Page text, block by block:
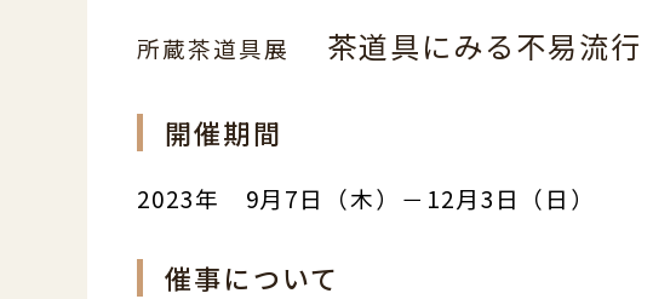
所蔵茶道具展 茶道具にみる不易流行
開催期間
2023年 9月7日（木）－12月3日（日）
催事について